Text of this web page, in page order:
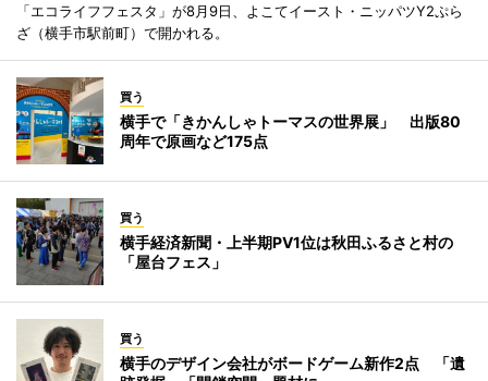
「エコライフフェスタ」が8月9日、よこてイースト・ニッパツY2ぷら
ざ（横手市駅前町）で開かれる。
買う
横手で「きかんしゃトーマスの世界展」 出版80
周年で原画など175点
買う
横手経済新聞・上半期PV1位は秋田ふるさと村の
「屋台フェス」
買う
横手のデザイン会社がボードゲーム新作2点 「遺